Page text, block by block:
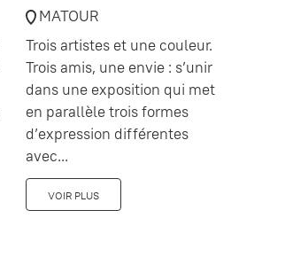
MATOUR
Trois artistes et une couleur.
Trois amis, une envie : s’unir
dans une exposition qui met
en parallèle trois formes
d’expression différentes
avec...
VOIR PLUS